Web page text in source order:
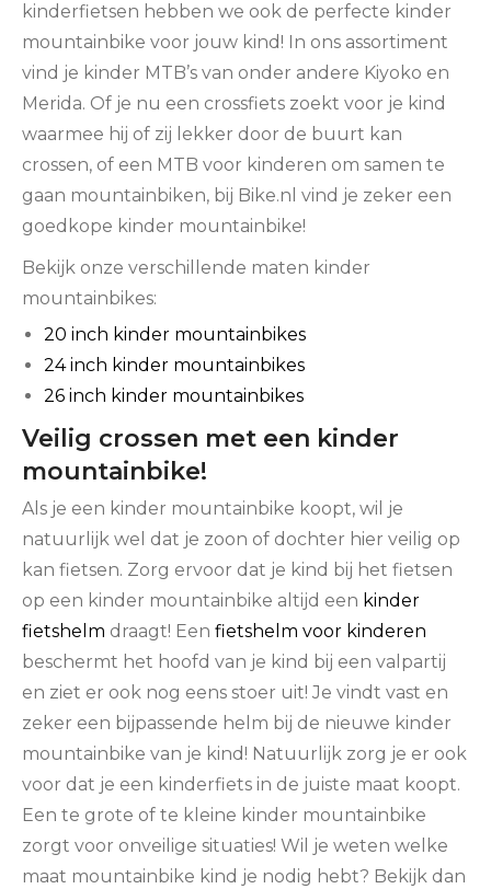
kinderfietsen hebben we ook de perfecte kinder
mountainbike voor jouw kind! In ons assortiment
vind je kinder MTB’s van onder andere Kiyoko en
Merida. Of je nu een crossfiets zoekt voor je kind
waarmee hij of zij lekker door de buurt kan
crossen, of een MTB voor kinderen om samen te
gaan mountainbiken, bij Bike.nl vind je zeker een
goedkope kinder mountainbike!
Bekijk onze verschillende maten kinder
mountainbikes:
20 inch kinder mountainbikes
24 inch kinder mountainbikes
26 inch kinder mountainbikes
Veilig crossen met een kinder
mountainbike!
Als je een kinder mountainbike koopt, wil je
natuurlijk wel dat je zoon of dochter hier veilig op
kan fietsen. Zorg ervoor dat je kind bij het fietsen
op een kinder mountainbike altijd een kinder
fietshelm draagt! Een fietshelm voor kinderen
beschermt het hoofd van je kind bij een valpartij
en ziet er ook nog eens stoer uit! Je vindt vast en
zeker een bijpassende helm bij de nieuwe kinder
mountainbike van je kind! Natuurlijk zorg je er ook
voor dat je een kinderfiets in de juiste maat koopt.
Een te grote of te kleine kinder mountainbike
zorgt voor onveilige situaties! Wil je weten welke
maat mountainbike kind je nodig hebt? Bekijk dan